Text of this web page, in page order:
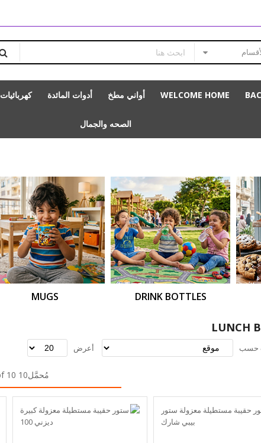
WELCOME HOME أواني مطخ أدوات المائدة كهربائيات
الصحه والجمال
DRINK BOTTLES
MUGS
LUNCH
حسب أعرض
مُحمَّل10 of 10 أغراض